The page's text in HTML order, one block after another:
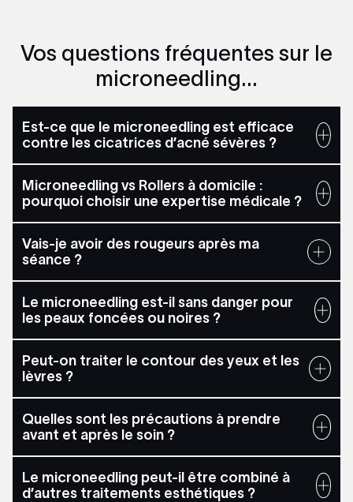
Vos questions fréquentes sur le
microneedling...
Est-ce que le microneedling est efficace
contre les cicatrices d’acné sévères ?
Microneedling vs Rollers à domicile :
pourquoi choisir une expertise médicale ?
Vais-je avoir des rougeurs après ma
séance ?
Le microneedling est-il sans danger pour
les peaux foncées ou noires ?
Peut-on traiter le contour des yeux et les
lèvres ?
Quelles sont les précautions à prendre
avant et après le soin ?
Le microneedling peut-il être combiné à
d’autres traitements esthétiques ?